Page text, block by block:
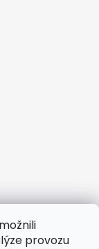
provozu